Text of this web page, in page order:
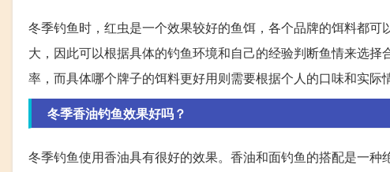
冬季钓鱼时，红虫是一个效果较好的鱼饵，各个品牌的饵料都
大，因此可以根据具体的钓鱼环境和自己的经验判断鱼情来选
率，而具体哪个牌子的饵料更好用则需要根据个人的口味和实际
冬季香油钓鱼效果好吗？
冬季钓鱼使用香油具有很好的效果。香油和面钓鱼的搭配是一